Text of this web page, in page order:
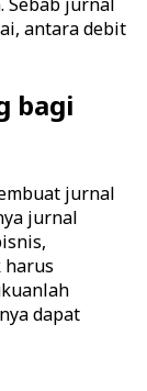
antara debit
bagi
jurnal
jurnal
harus
dapat